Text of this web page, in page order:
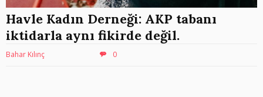
Havle Kadın Derneği: AKP tabanı
iktidarla aynı fikirde değil.
Bahar Kılınç 0